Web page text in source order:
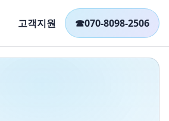
고객지원 ☎070-8098-2506